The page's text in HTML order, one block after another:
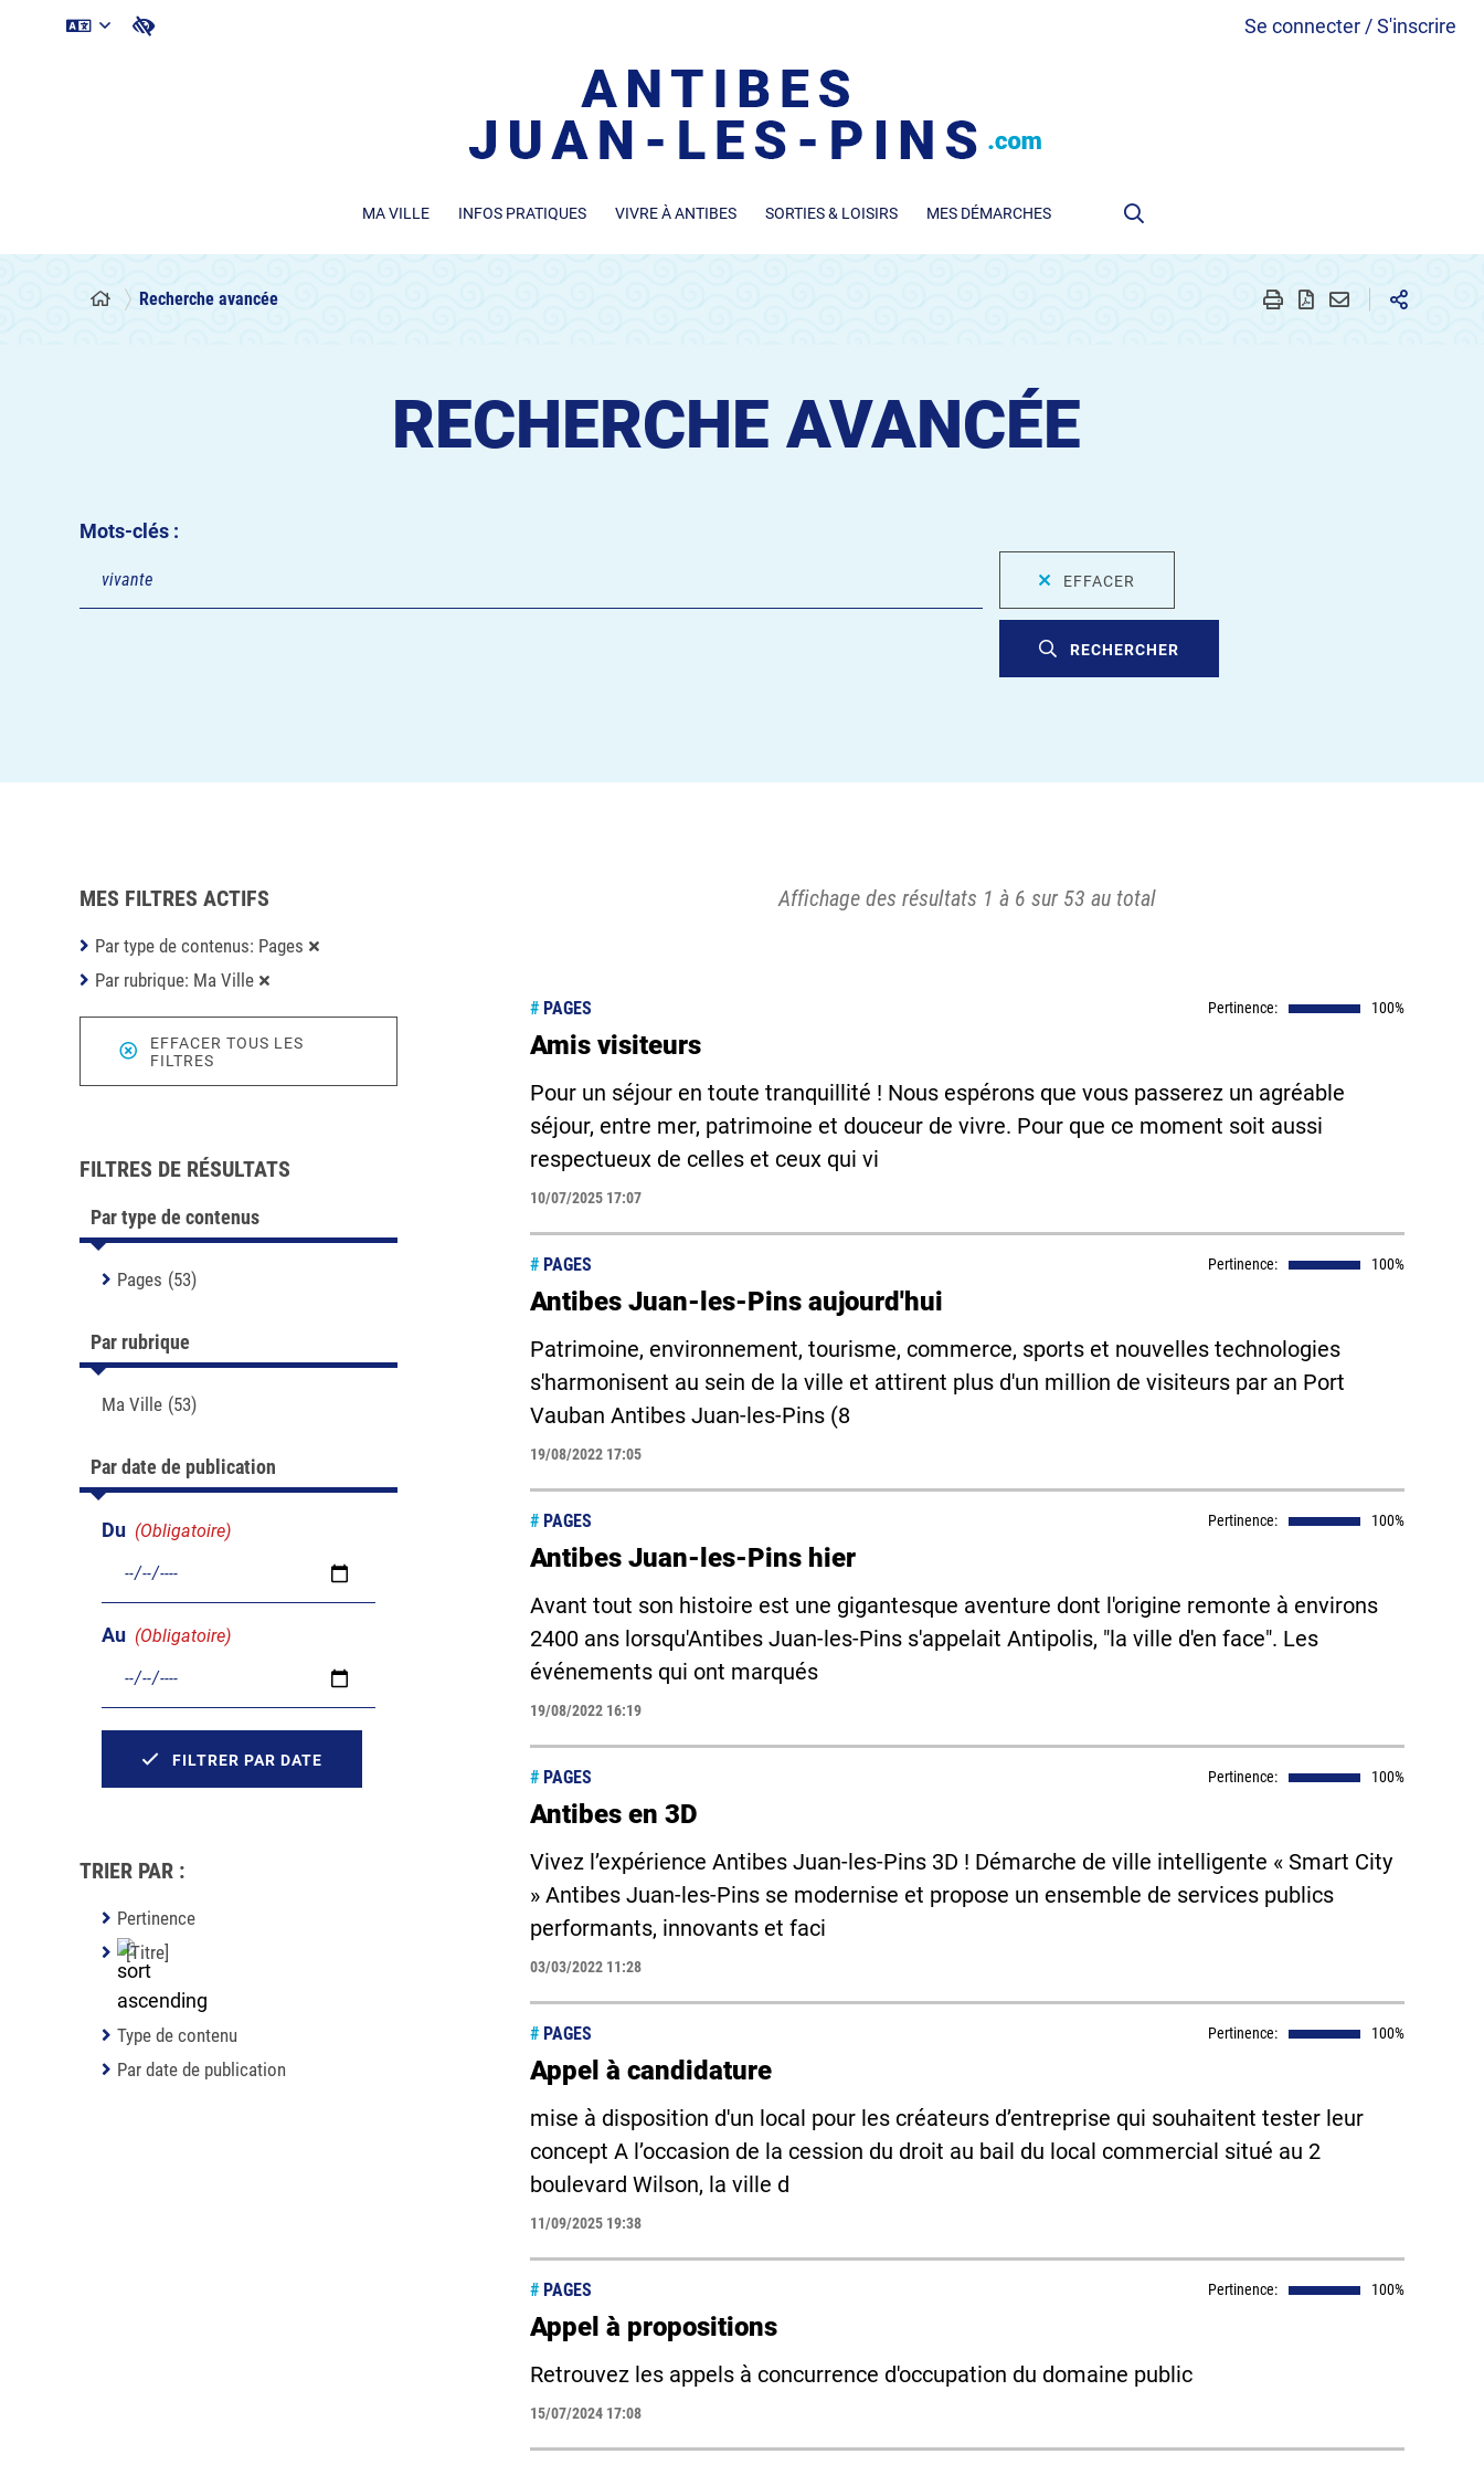
Se connecter / S'inscrire
MA VILLE INFOS PRATIQUES VIVRE À ANTIBES SORTIES & LOISIRS MES DÉMARCHES
Recherche avancée
RECHERCHE AVANCÉE
Mots-clés :
EFFACER
RECHERCHER
Affichage des résultats 1 à 6 sur 53 au total
# PAGES Pertinence: 100%
Amis visiteurs
Pour un séjour en toute tranquillité ! Nous espérons que vous passerez un agréable
séjour, entre mer, patrimoine et douceur de vivre. Pour que ce moment soit aussi
respectueux de celles et ceux qui vi
10/07/2025 17:07
# PAGES Pertinence: 100%
Antibes Juan-les-Pins aujourd'hui
Patrimoine, environnement, tourisme, commerce, sports et nouvelles technologies
s'harmonisent au sein de la ville et attirent plus d'un million de visiteurs par an Port
Vauban Antibes Juan-les-Pins (8
19/08/2022 17:05
# PAGES Pertinence: 100%
Antibes Juan-les-Pins hier
Avant tout son histoire est une gigantesque aventure dont l'origine remonte à environs
2400 ans lorsqu'Antibes Juan-les-Pins s'appelait Antipolis, "la ville d'en face". Les
événements qui ont marqués
19/08/2022 16:19
# PAGES Pertinence: 100%
Antibes en 3D
Vivez l’expérience Antibes Juan-les-Pins 3D ! Démarche de ville intelligente « Smart City
» Antibes Juan-les-Pins se modernise et propose un ensemble de services publics
performants, innovants et faci
03/03/2022 11:28
# PAGES Pertinence: 100%
Appel à candidature
mise à disposition d'un local pour les créateurs d’entreprise qui souhaitent tester leur
concept A l’occasion de la cession du droit au bail du local commercial situé au 2
boulevard Wilson, la ville d
11/09/2025 19:38
# PAGES Pertinence: 100%
Appel à propositions
Retrouvez les appels à concurrence d'occupation du domaine public
15/07/2024 17:08
MES FILTRES ACTIFS
Par type de contenus: Pages
Par rubrique: Ma Ville
EFFACER TOUS LES
FILTRES
FILTRES DE RÉSULTATS
Par type de contenus
Pages (53)
Par rubrique
Ma Ville (53)
Par date de publication
Du (Obligatoire)
Au (Obligatoire)
FILTRER PAR DATE
TRIER PAR :
Pertinence
[Titre]
Type de contenu
Par date de publication